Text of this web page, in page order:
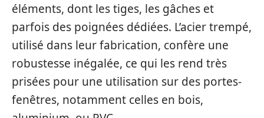
éléments, dont les tiges, les gâches et
parfois des poignées dédiées. L’acier trempé,
utilisé dans leur fabrication, confère une
robustesse inégalée, ce qui les rend très
prisées pour une utilisation sur des portes-
fenêtres, notamment celles en bois,